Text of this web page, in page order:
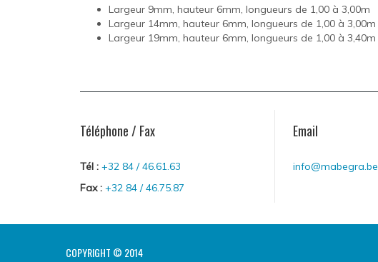
Largeur 9mm, hauteur 6mm, longueurs de 1,00 à 3,00m
Largeur 14mm, hauteur 6mm, longueurs de 1,00 à 3,00m
Largeur 19mm, hauteur 6mm, longueurs de 1,00 à 3,40m
Téléphone / Fax
Tél : +32 84 / 46.61.63
Fax : +32 84 / 46.75.87
Email
info@mabegra.be
COPYRIGHT © 2014